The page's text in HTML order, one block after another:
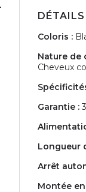
DÉTAILS
Coloris :
Nature de
Cheveux
Garantie :
Longueur
Arrêt
Montée